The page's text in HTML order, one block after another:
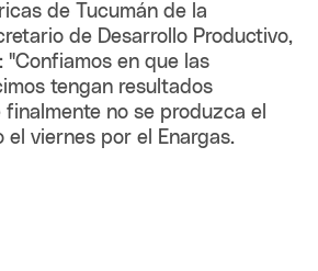
de Tucumán de la
de Desarrollo Productivo,
"Confiamos en que las
tengan resultados
no se produzca el
el viernes por el Enargas.